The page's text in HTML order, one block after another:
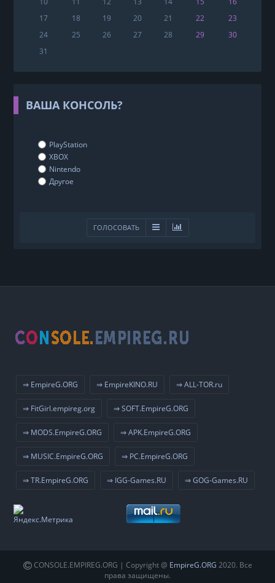
17
18 19 20 21 22
23
24
25 26 27 28 29
30
31
ВАША КОНСОЛЬ?
PlayStation
XBOX
Nintendo
Другое
ГОЛОСОВАТЬ
⇒ EmpireG.ORG ⇒ EmpireKINO.RU ⇒ ALL-TOR.ru
⇒ FitGirl.empireg.org ⇒ SOFT.EmpireG.ORG
⇒ MODS.EmpireG.ORG ⇒ APK.EmpireG.ORG
⇒ MUSIC.EmpireG.ORG ⇒ PC.EmpireG.ORG
⇒ TR.EmpireG.ORG ⇒ IGG-Games.RU ⇒ GOG-Games.RU
CONSOLE.EMPIREG.ORG | Copyright @ EmpireG.ORG 2020. Все
права защищены.